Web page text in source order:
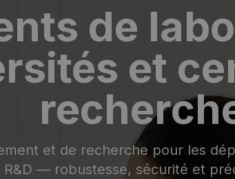
de
et
et de recherche pour les
R&D — robustesse, sécurité et